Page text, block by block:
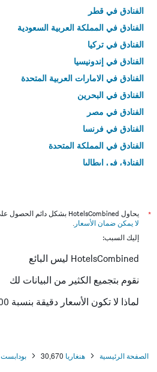
الفنادق في قطر
الفنادق في المملكة العربية السعودية
الفنادق في تركيا
الفنادق في إندونيسيا
الفنادق في الامارات العربية المتحدة
الفنادق في البحرين
الفنادق في مصر
الفنادق في فرنسا
الفنادق في المملكة المتحدة
الفنادق في إيطاليا
*
يحاول HotelsCombined بشكل دائم الحصول على الأسعار الدقيقة، ولكن
لا يمكن ضمان الأسعار .
إليك السبب:
HotelsCombined ليس البائع
نقوم بتجميع الكثير من البيانات لك
لماذا لا تكون الأسعار دقيقة بنسبة 100٪؟
الصفحة الرئيسية هنغاريا 30,670 بودابست